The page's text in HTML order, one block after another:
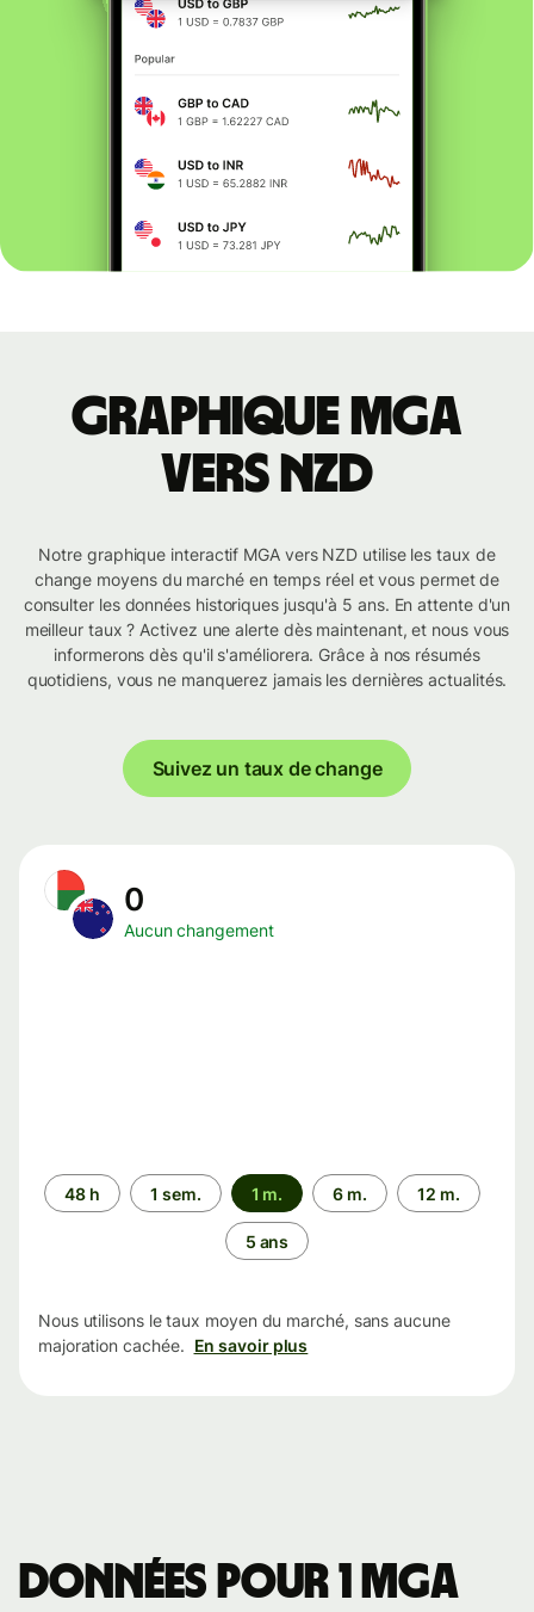
Graphique MGA
vers NZD
Notre graphique interactif MGA vers NZD utilise les taux de
change moyens du marché en temps réel et vous permet de
consulter les données historiques jusqu'à 5 ans. En attente d'un
meilleur taux ? Activez une alerte dès maintenant, et nous vous
informerons dès qu'il s'améliorera. Grâce à nos résumés
quotidiens, vous ne manquerez jamais les dernières actualités.
Suivez un taux de change
0
Aucun changement
Période
48 h 1 sem. 1 m. 6 m. 12 m.
5 ans
Nous utilisons le taux moyen du marché, sans aucune
majoration cachée. En savoir plus
Données pour 1 MGA